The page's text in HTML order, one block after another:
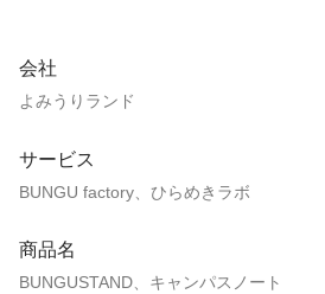
会社
よみうりランド
サービス
BUNGU factory、ひらめきラボ
商品名
BUNGUSTAND、キャンパスノート